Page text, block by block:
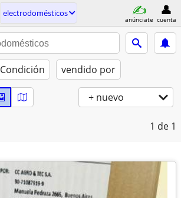
electrodomésticos
anúnciate cuenta
Condición vendido por
+ nuevo
1 de 1